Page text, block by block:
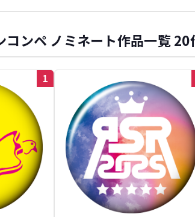
コンペ ノミネート作品一覧 20
1